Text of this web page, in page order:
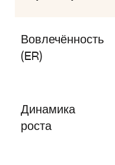
Вовлечённость
(ER)
Динамика
роста